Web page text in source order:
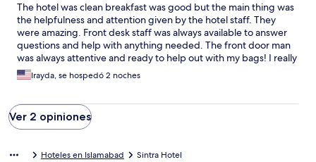
The hotel was clean breakfast was good but the main thing was
the helpfulness and attention given by the hotel staff. They
were amazing. Front desk staff was always available to answer
questions and help with anything needed. The front door man
was always attentive and ready to help out with my bags! I really
get appreciated by all as a guest. Thank you!
Irayda, se hospedó 2 noches
Ver 2 opiniones
Hoteles en Islamabad Sintra Hotel